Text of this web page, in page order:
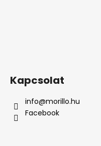
Kapcsolat
info@morillo.hu
Facebook